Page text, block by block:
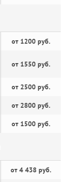
от 1200 руб.
от 1550 руб.
от 2500 руб.
от 2800 руб.
от 1500 руб.
от 4 438 руб.